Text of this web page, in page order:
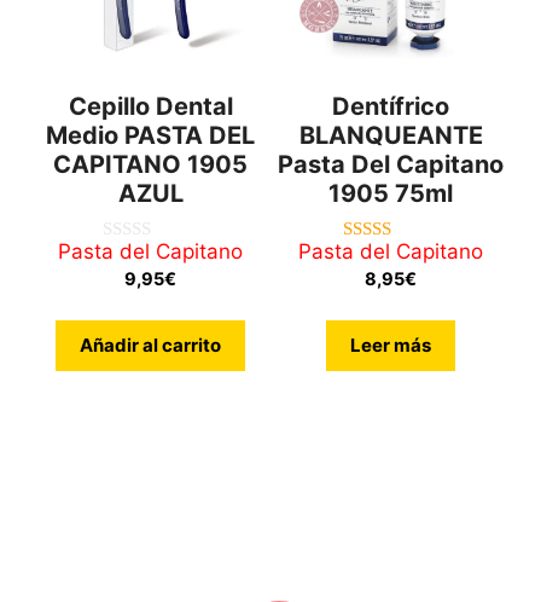
Cepillo Dental
Medio PASTA DEL
CAPITANO 1905
AZUL
0
Pasta del Capitano
9,95€
Añadir al carrito
Dentífrico
BLANQUEANTE
Pasta Del Capitano
1905 75ml
4.67
de 5
Pasta del Capitano
8,95€
Leer más